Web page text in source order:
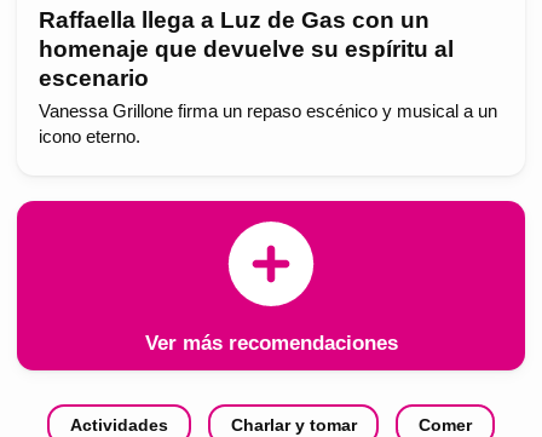
Raffaella llega a Luz de Gas con un
homenaje que devuelve su espíritu al
escenario
Vanessa Grillone firma un repaso escénico y musical a un
icono eterno.
Ver más recomendaciones
Actividades Charlar y tomar Comer